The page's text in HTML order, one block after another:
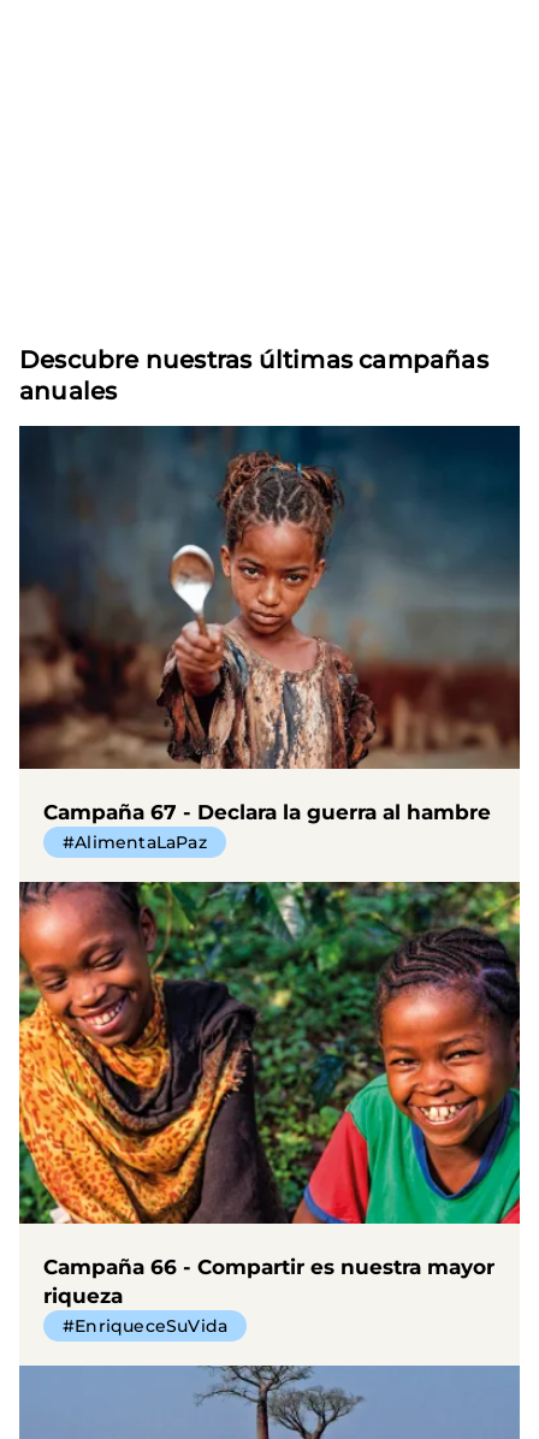
Descubre nuestras últimas campañas
anuales
Campaña 67 - Declara la guerra al hambre
#AlimentaLaPaz
Campaña 66 - Compartir es nuestra mayor
riqueza
#EnriqueceSuVida